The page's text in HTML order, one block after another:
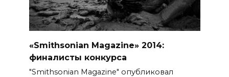
«Smithsonian Magazine» 2014:
финалисты конкурса
"Smithsonian Magazine" опубликовал